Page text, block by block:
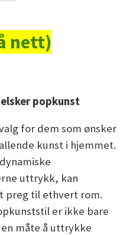
nett)
popkunst
for dem som ønsker
kunst i hjemmet.
uttrykk, kan
preg til ethvert rom.
er ikke bare
måte å uttrykke